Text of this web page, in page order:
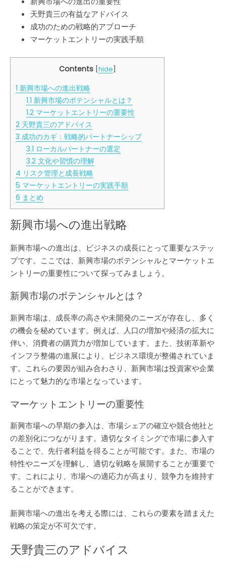
ア
ド
天野貴三の有益なアドバイス
成功のための戦略的アプローチ
マーケットエントリーの実践手順
Contents hide
1 新興市場への進出戦略
1.1 新興市場のポテンシャルとは？
1.2 マーケットエントリーの重要性
2 天野貴三のアドバイス
3 成功のカギ：戦略的パートナーシップ
3.1 ローカルパートナーの選定
3.2 文化や習慣の理解
4 リスク管理と成長戦略
5 マーケットエントリーの実践手順
6 まとめ
新興市場への進出戦略
新興市場への進出は、ビジネスの成長にとって重要なステッ
プです。ここでは、新興市場のポテンシャルとマーケットエ
ントリーの重要性について探ってみましょう。
新興市場のポテンシャルとは？
新興市場は、成長率の高さや未開発のニーズが存在し、多く
の機会を秘めています。例えば、人口の増加や経済の拡大に
伴い、消費者の購買力が増加しています。また、技術革新や
インフラ整備の進展により、ビジネス環境が整備されていま
す。これらの要因が組み合わさり、新興市場は投資家や企業
にとって魅力的な市場となっています。
マーケットエントリーの重要性
新興市場への早期の参入は、市場シェアの確立や競合他社と
の差別化につながります。適切なタイミングで市場に参入す
ることで、先行者利益を得ることが可能です。また、市場の
特性やニーズを理解し、適切な戦略を展開することが重要で
す。これにより、市場への適応力が高まり、競争力を維持す
ることができます。
新興市場への進出を考える際には、これらの要素を踏まえた
戦略の策定が不可欠です。
天野貴三のアドバイス